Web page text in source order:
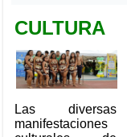
CULTURA
Las diversas
manifestaciones